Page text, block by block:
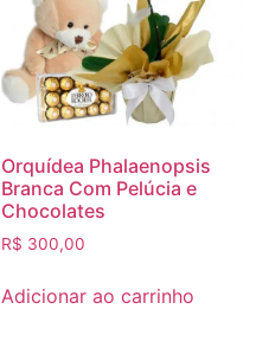
Orquídea Phalaenopsis
Branca Com Pelúcia e
Chocolates
R$ 300,00
Adicionar ao carrinho